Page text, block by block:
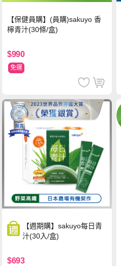
【保健員購】(員購)sakuyo 香
檸青汁(30條/盒)
$990
免運
【週期購】sakuyo每日青
汁(30入/盒)
$693